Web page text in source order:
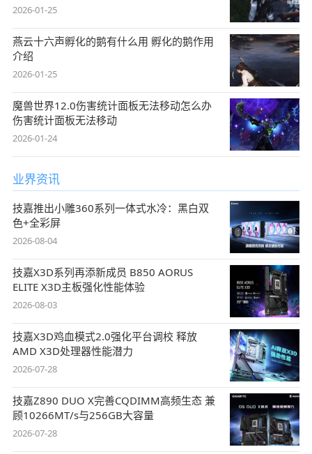
2026-01-25
燕云十六声孵化的鹅有什么用 孵化的鹅作用
介绍
2026-01-25
魔兽世界12.0伤害统计面板无法移动怎么办
伤害统计面板无法移动
2026-01-24
业界资讯
技嘉推出小雕360系列一体式水冷：黑白双
色+全彩屏
2026-08-04
技嘉X3D系列再添新成员 B850 AORUS
ELITE X3D主板强化性能体验
2026-08-03
技嘉X3D鸡血模式2.0强化平台调校 释放
AMD X3D处理器性能潜力
2026-07-28
技嘉Z890 DUO X完善CQDIMM高频生态 兼
顾10266MT/s与256GB大容量
2026-07-28